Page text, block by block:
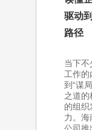
驱动
路径
当下不
工作的
到“谋
之道的
的组织
力。海